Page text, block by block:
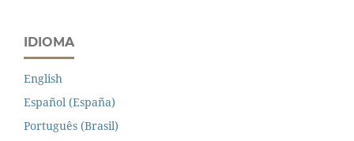
IDIOMA
English
Español (España)
Português (Brasil)